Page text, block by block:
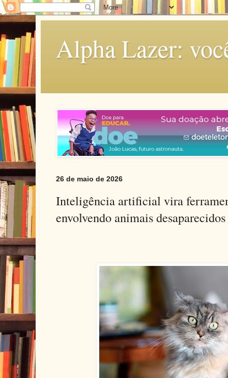
Alpha Lazer:
26 de maio de 2026
Inteligência artificial vira
envolvendo animais desaparecidos